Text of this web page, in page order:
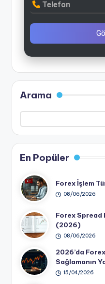
Telefon
Arama
En Popüler
Forex İşlem
08/06/2026
Forex Spread
(2026)
08/06/2026
2026’da
Sağlamanın
15/04/2026